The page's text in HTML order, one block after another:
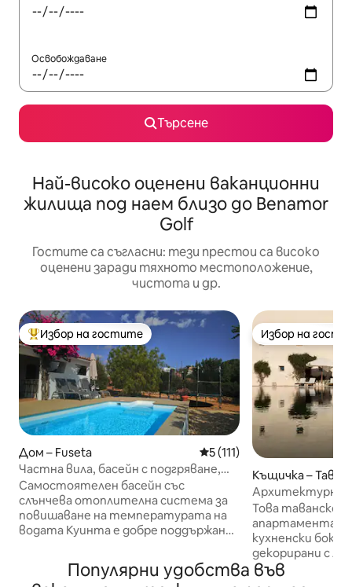
Освобождаване
Търсене
Най-високо оценени ваканционни
жилища под наем близо до Benamor
Golf
Гостите са съгласни: тези престои са високо
оценени заради тяхното местоположение,
чистота и др.
Най-популярен избор на гостите
Избор на гостите
Дом – Fuseta Средна оценка: 5 от 5,
5 (111)
Частна вила, басейн с подгряване,
бадминтон, пинг-понг +
Самостоятелен басейн със
слънчева отоплителна система за
повишаване на температурата на
водата Куинта е добре поддържана,
само на 5 минути път с кола от
плажа Фусета. Прохладно през
Избор на
Избор на
Къщичка –
Архитектурно
манастир -
Това таванско
апартамента и
кухненски бокс
декорирани с
изкуство и
мебели. Тя е
Популярни удобства във